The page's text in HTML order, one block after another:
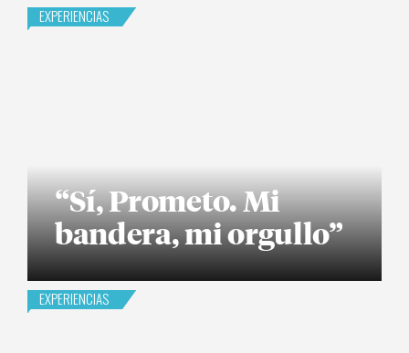
EXPERIENCIAS
“Sí, Prometo. Mi
bandera, mi orgullo”
EXPERIENCIAS